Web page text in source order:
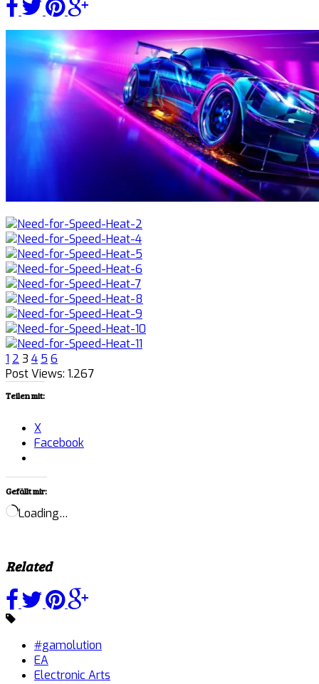
1 2 3 4 5 6
Post Views: 1.267
Teilen mit:
X
Facebook
Gefällt mir:
Loading…
Related
#gamolution
EA
Electronic Arts